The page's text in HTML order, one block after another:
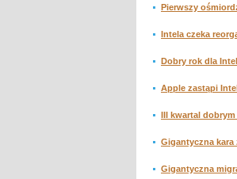
Pierwszy
Intela czeka
Dobry rok dla
Apple zastąpi
III kwartal
Gigantyczna kara
Gigantyczna